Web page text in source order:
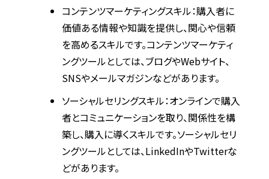
コンテンツマーケティングスキル：購入者に
価値ある情報や知識を提供し、関心や信頼
を高めるスキルです。コンテンツマーケティ
ングツールとしては、ブログやWebサイト、
SNSやメールマガジンなどがあります。
ソーシャルセリングスキル：オンラインで購入
者とコミュニケーションを取り、関係性を構
築し、購入に導くスキルです。ソーシャルセリ
ングツールとしては、LinkedInやTwitterな
どがあります。